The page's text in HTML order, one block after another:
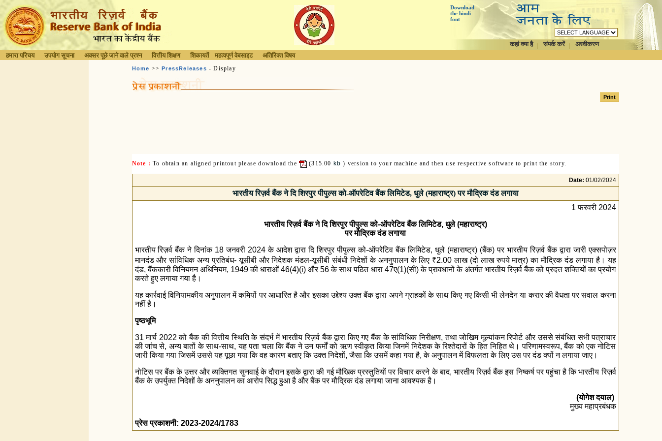
Download
the hindi
font
कहां क्या है संपर्क करें
अस्वीकरण
हमारा परिचय
उपयोग सूचना अक्सर पूछे जाने वाले प्रश्न वित्तीय शिक्षण शिकायतें महत्वपूर्ण वेबसाइट अतिरिक्त विषय
Home >>PressReleases - Display
Note : To obtain an aligned printout please download the (315.00 kb ) version to your machine and then use respective software to print the story.
Date: 01/02/2024
भारतीय रिज़र्व बैंक ने दि शिरपुर पीपुल्स को-ऑपरेटिव बैंक लिमिटेड, धुले (महाराष्ट्र) पर मौद्रिक दंड लगाया
1 फरवरी 2024
भारतीय रिज़र्व बैंक ने दि शिरपुर पीपुल्स को-ऑपरेटिव बैंक लिमिटेड, धुले (महाराष्ट्र)
पर मौद्रिक दंड लगाया
भारतीय रिज़र्व बैंक ने दिनांक 18 जनवरी 2024 के आदेश द्वारा दि शिरपुर पीपुल्स को-ऑपरेटिव बैंक लिमिटेड, धुले (महाराष्ट्र) (बैंक) पर भारतीय रिज़र्व बैंक द्वारा जारी एक्सपोज़र
मानदंड और सांविधिक अन्य प्रतिबंध- यूसीबी और निदेशक मंडल-यूसीबी संबंधी निदेशों के अननुपालन के लिए ₹2.00 लाख (दो लाख रुपये मात्र) का मौद्रिक दंड लगाया है। यह
दंड, बैंककारी विनियमन अधिनियम, 1949 की धाराओं 46(4)(i) और 56 के साथ पठित धारा 47ए(1)(सी) के प्रावधानों के अंतर्गत भारतीय रिज़र्व बैंक को प्रदत्त शक्तियों का प्रयोग
करते हुए लगाया गया है।
यह कार्रवाई विनियामकीय अनुपालन में कमियों पर आधारित है और इसका उद्देश्य उक्‍त बैंक द्वारा अपने ग्राहकों के साथ किए गए किसी भी लेनदेन या करार की वैधता पर सवाल करना
नहीं है।
पृष्ठभूमि
31 मार्च 2022 को बैंक की वित्तीय स्थिति के संदर्भ में भारतीय रिज़र्व बैंक द्वारा किए गए बैंक के सांविधिक निरीक्षण, तथा जोखिम मूल्यांकन रिपोर्ट और उससे संबंधित सभी पत्राचार
की जांच से, अन्य बातों के साथ-साथ, यह पता चला कि बैंक ने उन फर्मों को ऋण स्वीकृत किया जिनमें निदेशक के रिश्तेदारों के हित निहित थे। परिणामस्वरूप, बैंक को एक नोटिस
जारी किया गया जिसमें उससे यह पूछा गया कि वह कारण बताए कि उक्त निदेशों, जैसा कि उसमें कहा गया है, के अनुपालन में विफलता के लिए उस पर दंड क्यों न लगाया जाए।
नोटिस पर बैंक के उत्तर और व्यक्तिगत सुनवाई के दौरान इसके द्वारा की गई मौखिक प्रस्तुतियों पर विचार करने के बाद, भारतीय रिज़र्व बैंक इस निष्कर्ष पर पहुंचा है कि भारतीय रिज़र्व
बैंक के उपर्युक्त निदेशों के अननुपालन का आरोप सिद्ध हुआ है और बैंक पर मौद्रिक दंड लगाया जाना आवश्यक है।
(योगेश दयाल)
मुख्य महाप्रबंधक
प्रेस प्रकाशनी: 2023-2024/1783